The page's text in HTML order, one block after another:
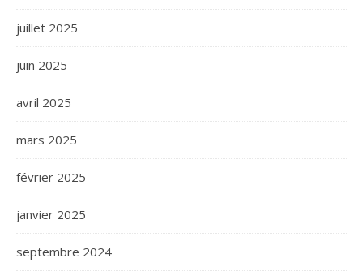
juillet 2025
juin 2025
avril 2025
mars 2025
février 2025
janvier 2025
septembre 2024